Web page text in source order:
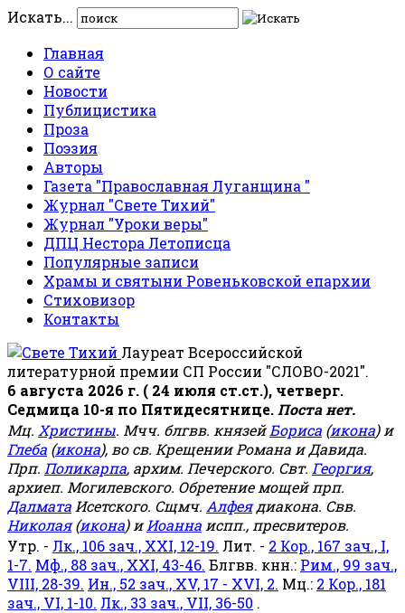
Искать...
Главная
О сайте
Новости
Публицистика
Проза
Поэзия
Авторы
Газета "Православная Луганщина "
Журнал "Свете Тихий"
Журнал "Уроки веры"
ДПЦ Нестора Летописца
Популярные записи
Храмы и святыни Ровеньковской епархии
Стиховизор
Контакты
Лауреат Всероссийской
литературной премии СП России "СЛОВО-2021".
6 августа 2026 г. ( 24 июля ст.ст.), четверг.
Седмица 10-я по Пятидесятнице. Поста нет.
Мц. Христины. Мчч. блгвв. князейБориса (икона) и
Глеба (икона), во св. Крещении Романа и Давида.
Прп. Поликарпа, архим. Печерского. Свт. Георгия,
архиеп. Могилевского. Обретение мощей прп.
Далмата Исетского. Сщмч. Алфеядиакона. Свв.
Николая(икона) иИоанна испп., пресвитеров.
Утр. - Лк., 106 зач., XXI, 12-19. Лит. - 2 Кор., 167 зач., I,
1-7. Мф., 88 зач., XXI, 43-46. Блгвв. кнн.: Рим., 99 зач.,
VIII, 28-39. Ин., 52 зач., XV, 17 - XVI, 2. Мц.: 2 Кор., 181
зач., VI, 1-10. Лк., 33 зач., VII, 36-50 .